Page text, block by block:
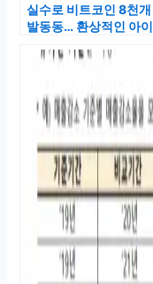
실수로 비트코인 8천
발동동… 환상적인 아